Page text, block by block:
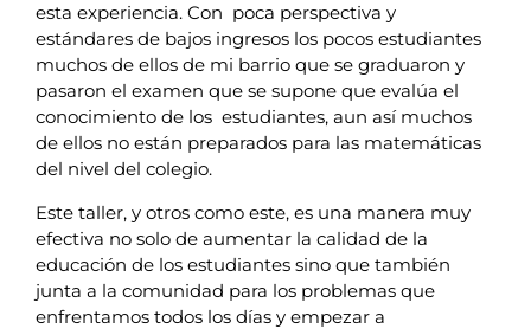
esta experiencia. Con poca perspectiva y
estándares de bajos ingresos los pocos estudiantes
muchos de ellos de mi barrio que se graduaron y
pasaron el examen que se supone que evalúa el
conocimiento de los estudiantes, aun así muchos
de ellos no están preparados para las matemáticas
del nivel del colegio.
Este taller, y otros como este, es una manera muy
efectiva no solo de aumentar la calidad de la
educación de los estudiantes sino que también
junta a la comunidad para los problemas que
enfrentamos todos los días y empezar a